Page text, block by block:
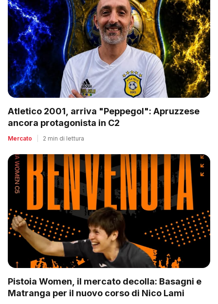
Atletico 2001, arriva "Peppegol": Apruzzese
ancora protagonista in C2
Mercato 2 min di lettura
Pistoia Women, il mercato decolla: Basagni e
Matranga per il nuovo corso di Nico Lami